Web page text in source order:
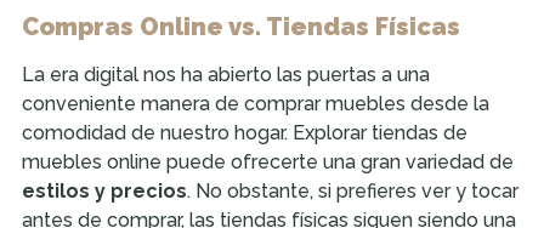
Compras Online vs. Tiendas Físicas
La era digital nos ha abierto las puertas a una
conveniente manera de comprar muebles desde la
comodidad de nuestro hogar. Explorar tiendas de
muebles online puede ofrecerte una gran variedad de
estilos y precios. No obstante, si prefieres ver y tocar
antes de comprar, las tiendas físicas siguen siendo una